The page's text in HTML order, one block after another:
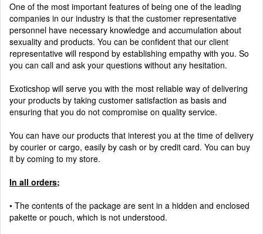
One of the most important features of being one of the leading
companies in our industry is that the customer representative
personnel have necessary knowledge and accumulation about
sexuality and products. You can be confident that our client
representative will respond by establishing empathy with you. So
you can call and ask your questions without any hesitation.
Exoticshop will serve you with the most reliable way of delivering
your products by taking customer satisfaction as basis and
ensuring that you do not compromise on quality service.
You can have our products that interest you at the time of delivery
by courier or cargo, easily by cash or by credit card. You can buy
it by coming to my store.
In all orders;
• The contents of the package are sent in a hidden and enclosed
pakette or pouch, which is not understood.